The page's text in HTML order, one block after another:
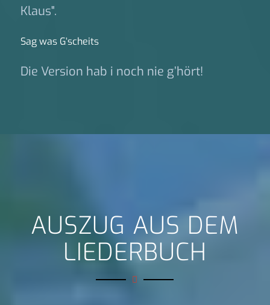
Klaus".
Sag was G‘scheits
Die Version hab i noch nie g’hört!
AUSZUG AUS DEM
LIEDERBUCH